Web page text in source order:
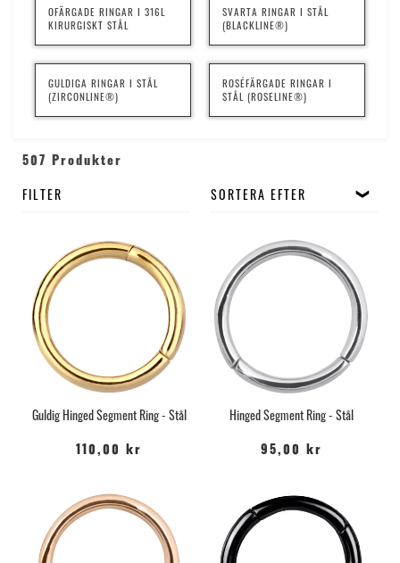
OFÄRGADE RINGAR I 316L
KIRURGISKT STÅL
SVARTA RINGAR I STÅL
(BLACKLINE®)
GULDIGA RINGAR I STÅL
(ZIRCONLINE®)
ROSÉFÄRGADE RINGAR I
STÅL (ROSELINE®)
507 Produkter
FILTER SORTERA EFTER
Guldig Hinged Segment Ring - Stål
110,00 kr
Hinged Segment Ring - Stål
95,00 kr